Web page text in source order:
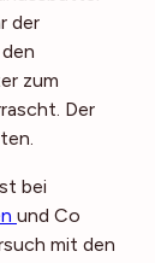
der
zum
Der
bei
und Co
mit den